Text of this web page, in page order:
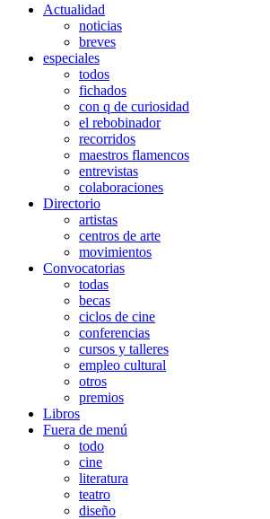
Actualidad
noticias
breves
especiales
todos
fichados
con q de curiosidad
el rebobinador
recorridos
maestros flamencos
entrevistas
colaboraciones
Directorio
artistas
centros de arte
movimientos
Convocatorias
todas
becas
ciclos de cine
conferencias
cursos y talleres
empleo cultural
otros
premios
Libros
Fuera de menú
todo
cine
literatura
teatro
diseño